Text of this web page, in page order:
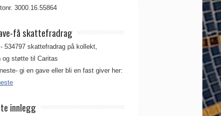
3000.16.55864
få skattefradrag
534797 skattefradrag på kollekt,
og støtte til Caritas
gi en gave eller bli en fast giver her:
innlegg